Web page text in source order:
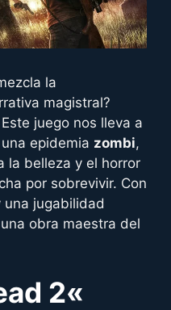
la
magistral?
juego nos lleva a
epidemia zombi,
la belleza y el horror
por sobrevivir. Con
una jugabilidad
obra maestra del
2«